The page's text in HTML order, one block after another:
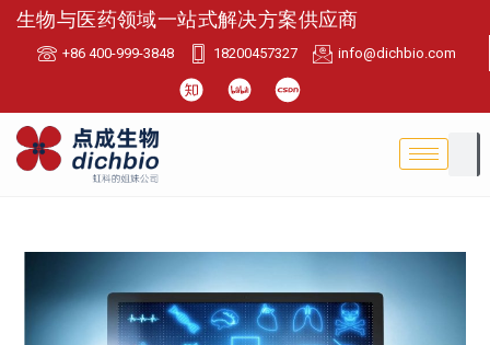
生物与医药领域一站式解决方案供应商
+86 400-999-3848 18200457327 info@dichbio.com